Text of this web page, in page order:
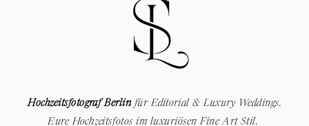
Hochzeitsfotograf Berlinfür Editorial & Luxury Weddings.
Eure Hochzeitsfotos im luxuriösen Fine Art Stil.